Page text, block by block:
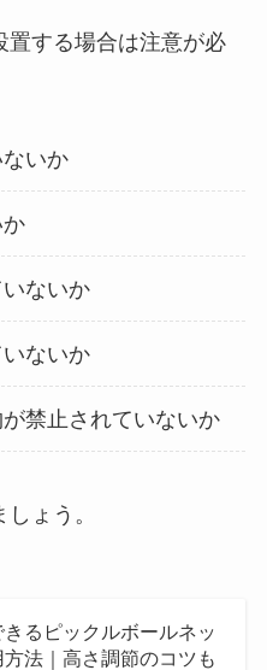
置する場合は注意が必
いか
ないか
ないか
禁止されていないか
ょう。
るピックルボールネッ
方法｜高さ調節のコツも